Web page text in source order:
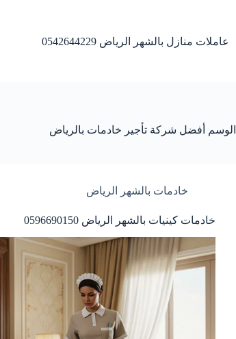
عاملات منازل بالشهر الرياض 0542644229
الوسم أفضل شركة تأجير خادمات بالرياض
خادمات بالشهر الرياض
خادمات كينيات بالشهر الرياض 0596690150